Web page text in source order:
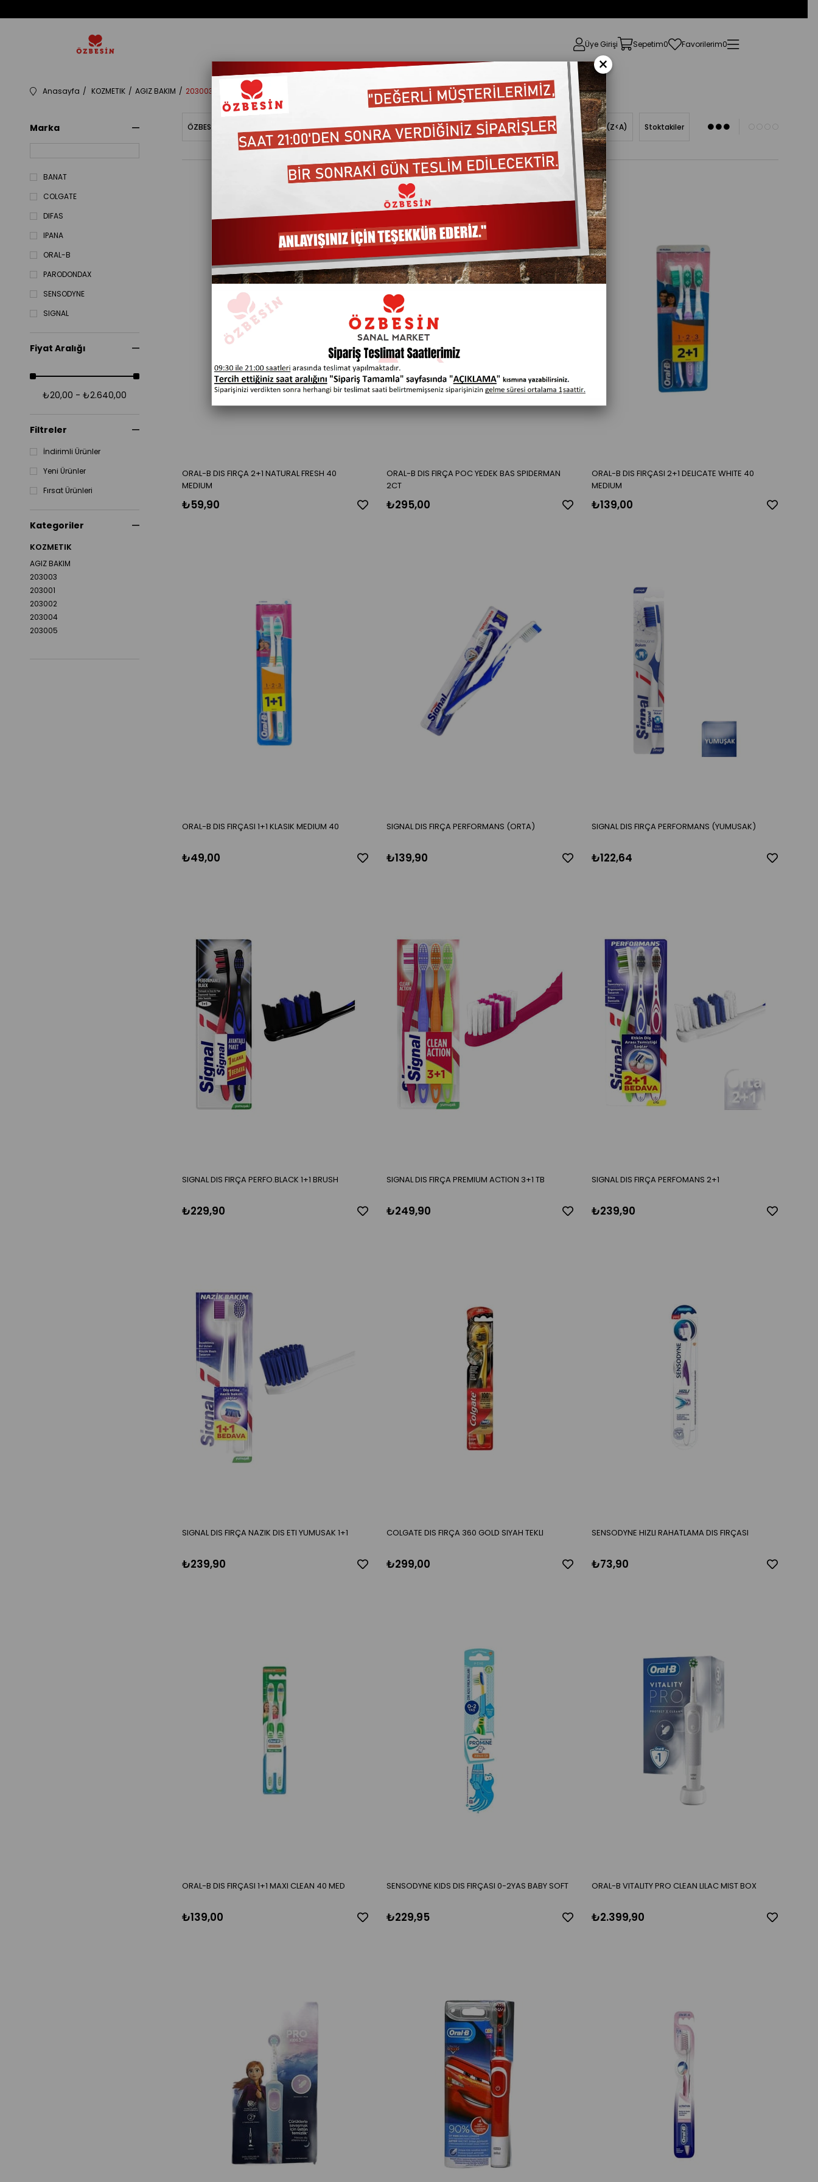
Üye Girişi Sepetim0 Favorilerim0
Anasayfa KOZMETIK AGIZ BAKIM 203003
Marka
BANAT
COLGATE
DIFAS
IPANA
ORAL-B
PARODONDAX
SENSODYNE
SIGNAL
Fiyat Aralığı
₺20,00 - ₺2.640,00
Filtreler
İndirimli Ürünler
Yeni Ürünler
Fırsat Ürünleri
Kategoriler
KOZMETIK
AGIZ BAKIM
203003
203001
203002
203004
203005
ÖZBESINBAKIYE Fiyata Göre (Artan) Fiyata Göre (Azalan) Ürün Adına Göre (A>Z) Ürün Adına Göre (Z<A) Stoktakiler
ORAL-B DIS FIRÇA 2+1 NATURAL FRESH 40
MEDIUM
₺59,90
ORAL-B DIS FIRÇA POC YEDEK BAS SPIDERMAN
2CT
₺295,00
ORAL-B DIS FIRÇASI 2+1 DELICATE WHITE 40
MEDIUM
₺139,00
ORAL-B DIS FIRÇASI 1+1 KLASIK MEDIUM 40
₺49,00
SIGNAL DIS FIRÇA PERFORMANS (ORTA)
₺139,90
SIGNAL DIS FIRÇA PERFORMANS (YUMUSAK)
₺122,64
SIGNAL DIS FIRÇA PERFO.BLACK 1+1 BRUSH
₺229,90
SIGNAL DIS FIRÇA PREMIUM ACTION 3+1 TB
₺249,90
SIGNAL DIS FIRÇA PERFOMANS 2+1
₺239,90
SIGNAL DIS FIRÇA NAZIK DIS ETI YUMUSAK 1+1
₺239,90
COLGATE DIS FIRÇA 360 GOLD SIYAH TEKLI
₺299,00
SENSODYNE HIZLI RAHATLAMA DIS FIRÇASI
₺73,90
ORAL-B DIS FIRÇASI 1+1 MAXI CLEAN 40 MED
₺139,00
SENSODYNE KIDS DIS FIRÇASI 0-2YAS BABY SOFT
₺229,95
ORAL-B VITALITY PRO CLEAN LILAC MIST BOX
₺2.399,90
×